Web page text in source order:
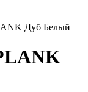
Дуб Белый